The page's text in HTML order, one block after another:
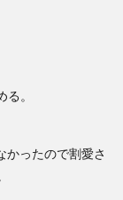
る。
かったので割愛さ